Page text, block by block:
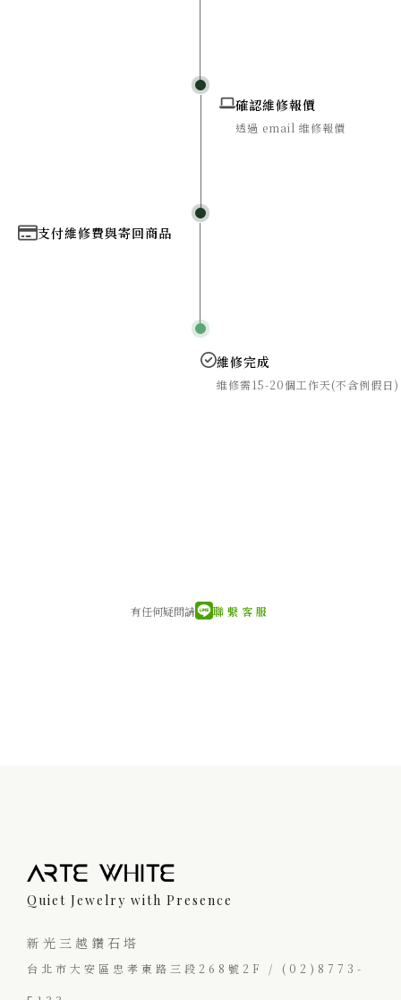
確認維修報價
透過 email 維修報價
支付維修費與寄回商品
維修完成
維修需15-20個工作天(不含例假日)
有任何疑問請 聯繫客服
Quiet Jewelry with Presence
新光三越鑽石塔
台北市大安區忠孝東路三段268號2F / (02)8773-